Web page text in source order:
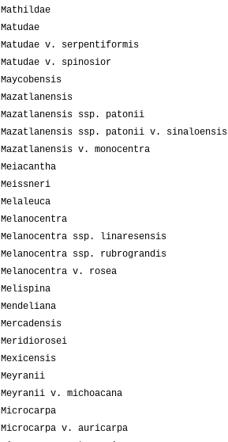
Mathildae
Matudae
Matudae v. serpentiformis
Matudae v. spinosior
Maycobensis
Mazatlanensis
Mazatlanensis ssp. patonii
Mazatlanensis ssp. patonii v. sinaloensis
Mazatlanensis v. monocentra
Meiacantha
Meissneri
Melaleuca
Melanocentra
Melanocentra ssp. linaresensis
Melanocentra ssp. rubrograndis
Melanocentra v. rosea
Melispina
Mendeliana
Mercadensis
Meridiorosei
Mexicensis
Meyranii
Meyranii v. michoacana
Microcarpa
Microcarpa v. auricarpa